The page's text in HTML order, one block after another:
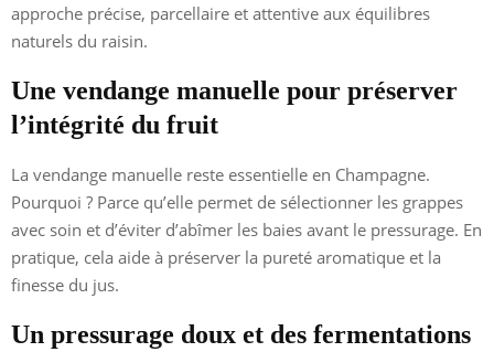
approche précise, parcellaire et attentive aux équilibres
naturels du raisin.
Une vendange manuelle pour préserver
l’intégrité du fruit
La vendange manuelle reste essentielle en Champagne.
Pourquoi ? Parce qu’elle permet de sélectionner les grappes
avec soin et d’éviter d’abîmer les baies avant le pressurage. En
pratique, cela aide à préserver la pureté aromatique et la
finesse du jus.
Un pressurage doux et des fermentations